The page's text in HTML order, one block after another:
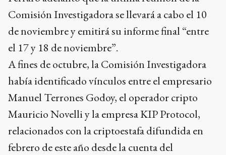
Comisión Investigadora se llevará a cabo el 10
de noviembre y emitirá su informe final “entre
el 17 y 18 de noviembre”.
A fines de octubre, la Comisión Investigadora
había identificado vínculos entre el empresario
Manuel Terrones Godoy, el operador cripto
Mauricio Novelli y la empresa KIP Protocol,
relacionados con la criptoestafa difundida en
febrero de este año desde la cuenta del